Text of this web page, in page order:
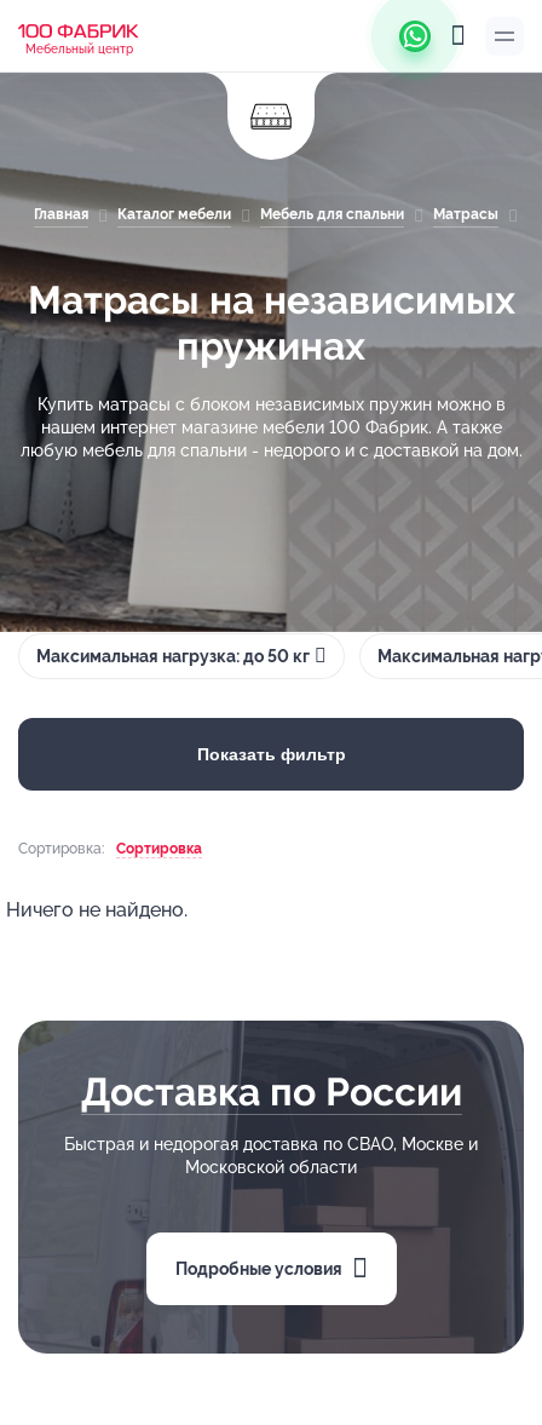
Мебельный центр
Главная Каталог мебели Мебель для спальни Матрасы
Матрасы на независимых
пружинах
Купить матрасы с блоком независимых пружин можно в
нашем интернет магазине мебели 100 Фабрик. А также
любую мебель для спальни - недорого и с доставкой на дом.
Максимальная нагрузка: до 50 кг Максимальная
Показать фильтр
Сортировка: Сортировка
Ничего не найдено.
Доставка по России
Быстрая и недорогая доставка по СВАО, Москве и
Московской области
Подробные условия